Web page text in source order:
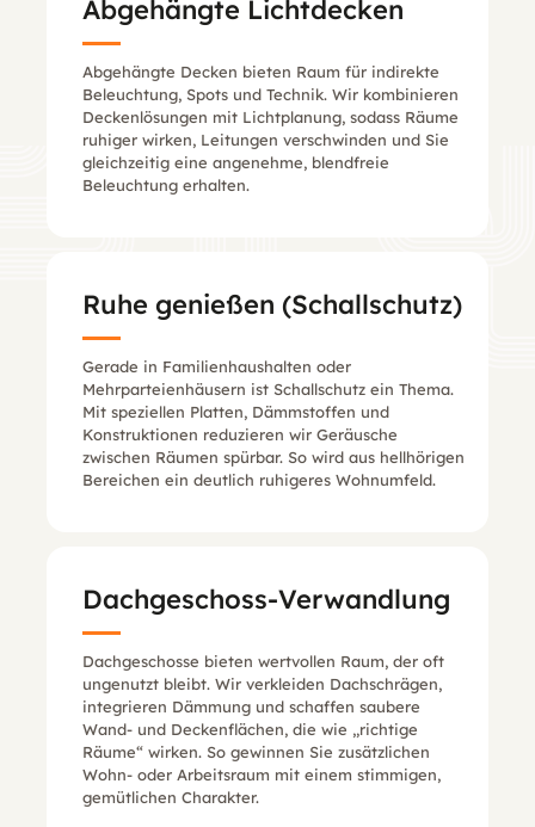
Abgehängte Lichtdecken
Abgehängte Decken bieten Raum für indirekte
Beleuchtung, Spots und Technik. Wir kombinieren
Deckenlösungen mit Lichtplanung, sodass Räume
ruhiger wirken, Leitungen verschwinden und Sie
gleichzeitig eine angenehme, blendfreie
Beleuchtung erhalten.
Ruhe genießen (Schallschutz)
Gerade in Familienhaushalten oder
Mehrparteienhäusern ist Schallschutz ein Thema.
Mit speziellen Platten, Dämmstoffen und
Konstruktionen reduzieren wir Geräusche
zwischen Räumen spürbar. So wird aus hellhörigen
Bereichen ein deutlich ruhigeres Wohnumfeld.
Dachgeschoss-Verwandlung
Dachgeschosse bieten wertvollen Raum, der oft
ungenutzt bleibt. Wir verkleiden Dachschrägen,
integrieren Dämmung und schaffen saubere
Wand- und Deckenflächen, die wie „richtige
Räume“ wirken. So gewinnen Sie zusätzlichen
Wohn- oder Arbeitsraum mit einem stimmigen,
gemütlichen Charakter.